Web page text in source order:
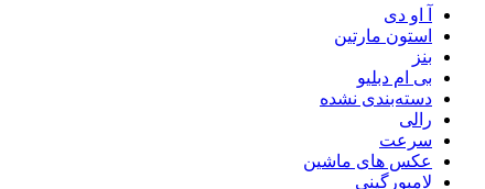
آ او دی
استون مارتین
بنز
بی ام دبلیو
دسته‌بندی نشده
رالی
سرعت
عکس های ماشین
لامبورگینی